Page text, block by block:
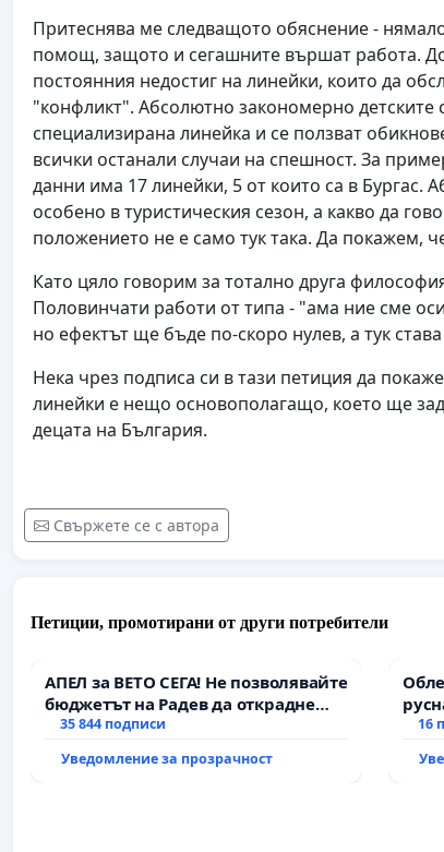
Притеснява ме следващото обяснение -
помощ, защото и сегашните вършат работа.
постоянния недостиг на линейки, които да
"конфликт". Абсолютно закономерно
специализирана линейка и се ползват
всички останали случаи на спешност. За
данни има 17 линейки, 5 от които са в Бургас.
особено в туристическия сезон, а какво да
положението не е само тук така. Да покажем,
Като цяло говорим за тотално друга
Половинчати работи от типа - "ама ние сме
но ефектът ще бъде по-скоро нулев, а тук
Нека чрез подписа си в тази петиция да
линейки е нещо основополагащо, което ще
децата на България.
Свържете се с автора
Петиции, промотирани от други потребители
АПЕЛ за ВЕТО СЕГА! Не позволявайте
бюджетът на Радев да открадне
парите и правата ни в тъмното
35 844 подписи
Уведомление за прозрачност
16